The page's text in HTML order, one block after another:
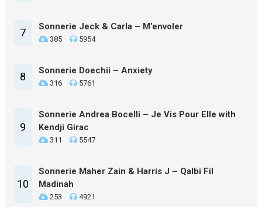
7 Sonnerie Jeck & Carla – M’envoler
385 5954
8 Sonnerie Doechii – Anxiety
316 5761
9
Sonnerie Andrea Bocelli – Je Vis Pour Elle with
Kendji Girac
311 5547
10
Sonnerie Maher Zain & Harris J – Qalbi Fil
Madinah
253 4921